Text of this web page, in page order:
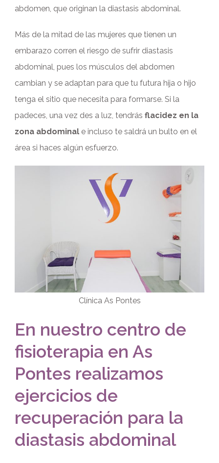
abdomen, que originan la diastasis abdominal.
Más de la mitad de las mujeres que tienen un
embarazo corren el riesgo de sufrir diastasis
abdominal, pues los músculos del abdomen
cambian y se adaptan para que tu futura hija o hijo
tenga el sitio que necesita para formarse. Si la
padeces, una vez des a luz, tendrás flacidez en la
zona abdominal e incluso te saldrá un bulto en el
área si haces algún esfuerzo.
Clínica As Pontes
En nuestro centro de
fisioterapia en As
Pontes realizamos
ejercicios de
recuperación para la
diastasis abdominal